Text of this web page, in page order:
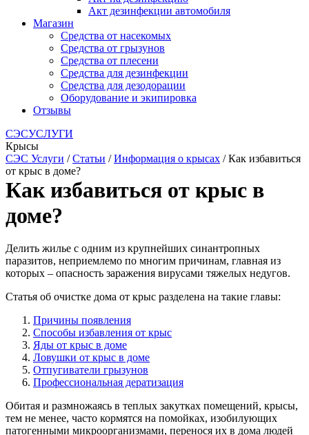
Акт дезинфекции автомобиля
Магазин
Средства от насекомых
Средства от грызунов
Средства от плесени
Средства для дезинфекции
Средства для дезодорации
Оборудование и экипировка
Отзывы
СЭСУСЛУГИ
Крысы
СЭС Услуги /Статьи /Информация о крысах / Как избавиться
от крыс в доме?
Как избавиться от крыс в
доме?
Делить жилье с одним из крупнейших синантропных
паразитов, неприемлемо по многим причинам, главная из
которых – опасность заражения вирусами тяжелых недугов.
Статья об очистке дома от крыс разделена на такие главы:
Причины появления
Способы избавления от крыс
Яды от крыс в доме
Ловушки от крыс в доме
Отпугиватели грызунов
Профессиональная дератизация
Обитая и размножаясь в теплых закутках помещений, крысы,
тем не менее, часто кормятся на помойках, изобилующих
патогенными микроорганизмами, перенося их в дома людей